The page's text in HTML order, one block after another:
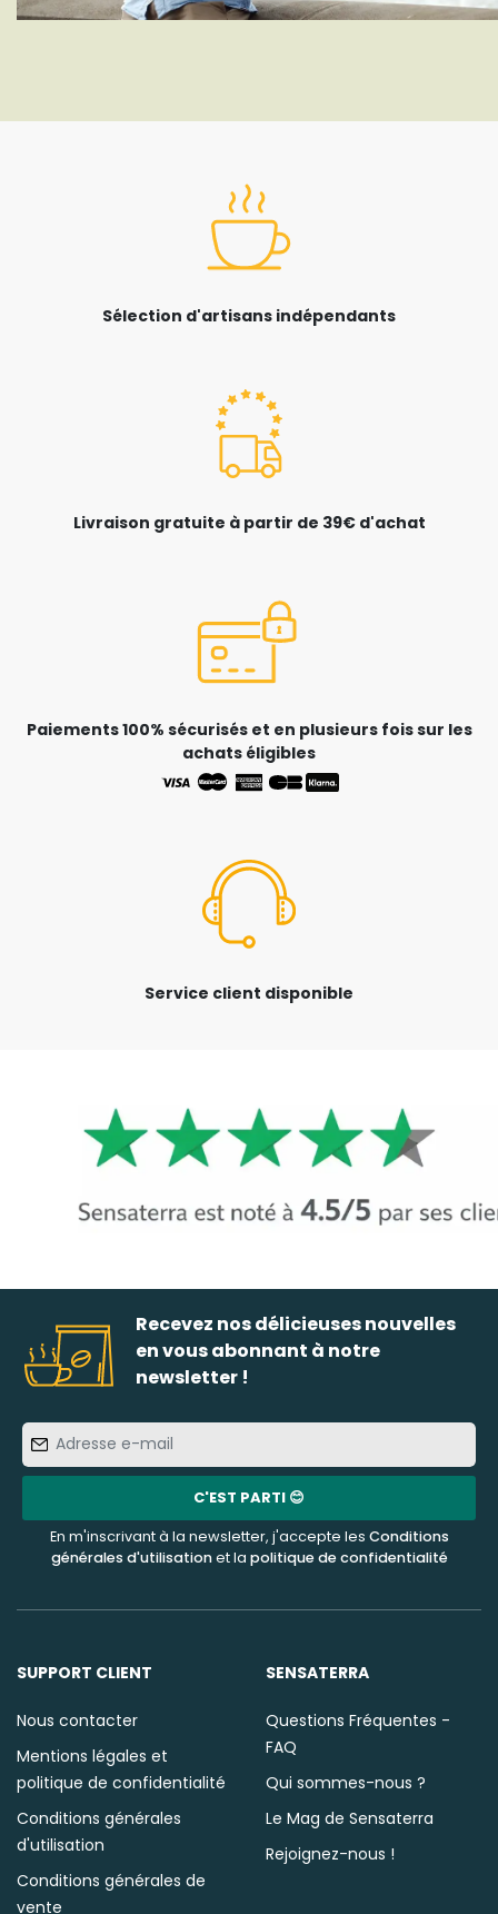
Sélection d'artisans indépendants
Livraison gratuite à partir de 39€ d'achat
Paiements 100% sécurisés et en plusieurs fois sur les
achats éligibles
Service client disponible
Recevez nos délicieuses nouvelles
en vous abonnant à notre
newsletter !
e-
mail
C'EST PARTI 😊
En m'inscrivant à la newsletter, j'accepte les Conditions
générales d'utilisationet la politique de confidentialité
SUPPORT CLIENT
Nous contacter
Mentions légales et
politique de confidentialité
Conditions générales
d'utilisation
Conditions générales de
vente
SENSATERRA
Questions Fréquentes -
FAQ
Qui sommes-nous ?
Le Mag de Sensaterra
Rejoignez-nous !